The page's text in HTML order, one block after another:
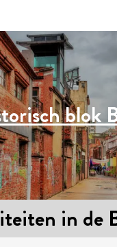
blok
in de